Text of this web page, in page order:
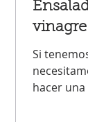
Si
hacer